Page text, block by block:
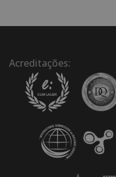
Acreditações: